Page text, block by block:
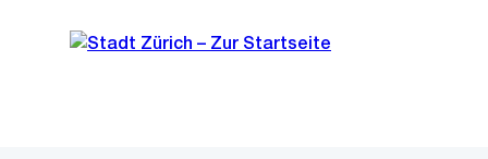
Navigation
Sprunglink